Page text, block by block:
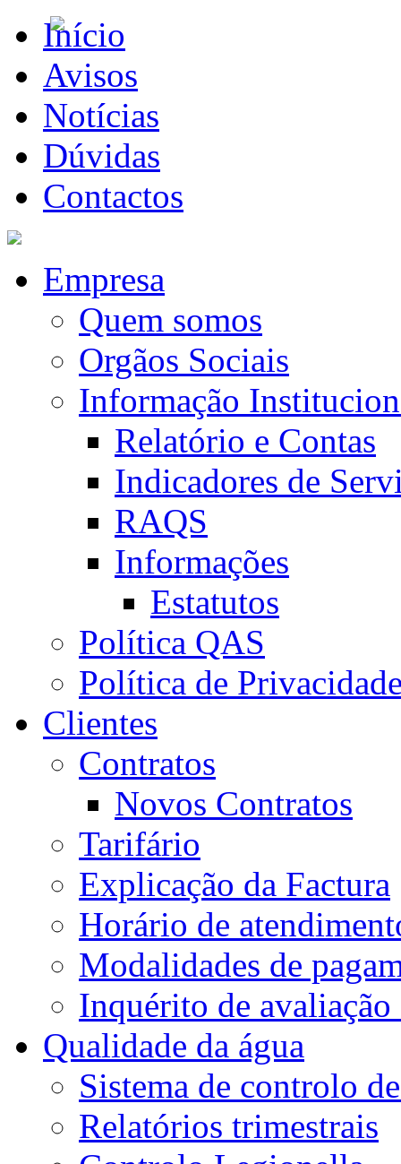
Início
Avisos
Notícias
Dúvidas
Contactos
Empresa
Quem somos
Orgãos Sociais
Informação
Relatório e Contas
Indicadores de
RAQS
Informações
Estatutos
Política QAS
Política de
Clientes
Contratos
Novos Contratos
Tarifário
Explicação da Factura
Horário de
Modalidades de
Inquérito de
Qualidade da água
Sistema de controlo
Relatórios trimestrais